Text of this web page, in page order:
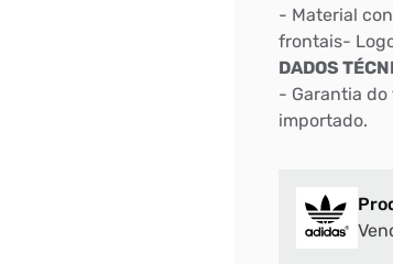
- Material
frontais-
DADOS
- Garantia
importado.